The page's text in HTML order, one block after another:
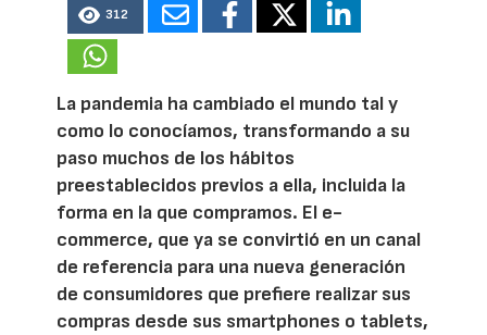
312
La pandemia ha cambiado el mundo tal y
como lo conocíamos, transformando a su
paso muchos de los hábitos
preestablecidos previos a ella, incluida la
forma en la que compramos. El e-
commerce, que ya se convirtió en un canal
de referencia para una nueva generación
de consumidores que prefiere realizar sus
compras desde sus smartphones o tablets,